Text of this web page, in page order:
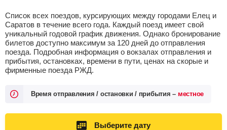
Список всех поездов, курсирующих между городами Елец и
Саратов в течение всего года. Каждый поезд имеет свой
уникальный годовой график движения. Однако бронирование
билетов доступно максимум за 120 дней до отправления
поезда. Подробная информация о вокзалах отправления и
прибытия, остановках, времени в пути, ценах на скорые и
фирменные поезда РЖД.
Время отправления / остановки / прибытия – местное
Выберите дату